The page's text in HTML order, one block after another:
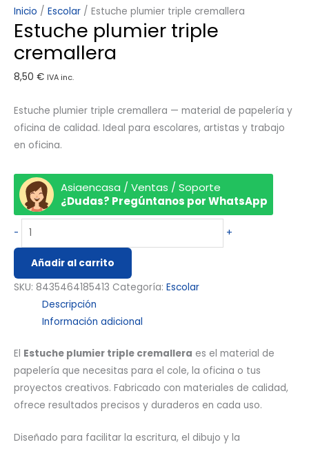
Inicio / Escolar / Estuche plumier triple cremallera
Estuche plumier triple
cremallera
8,50 € IVA inc.
Estuche plumier triple cremallera — material de papelería y
oficina de calidad. Ideal para escolares, artistas y trabajo
en oficina.
Asiaencasa / Ventas / Soporte
¿Dudas? Pregúntanos por WhatsApp
- +
Añadir al carrito
SKU: 8435464185413 Categoría: Escolar
Descripción
Información adicional
El Estuche plumier triple cremallera es el material de
papelería que necesitas para el cole, la oficina o tus
proyectos creativos. Fabricado con materiales de calidad,
ofrece resultados precisos y duraderos en cada uso.
Diseñado para facilitar la escritura, el dibujo y la